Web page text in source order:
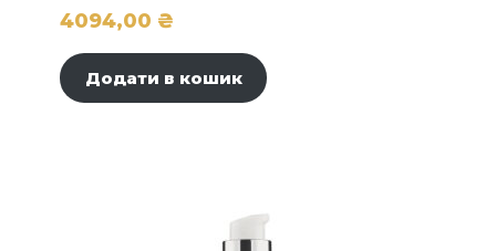
4094,00 ₴
Додати в кошик